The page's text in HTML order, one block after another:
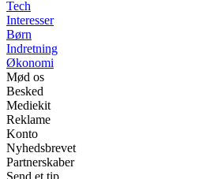
Tech
Interesser
Børn
Indretning
Økonomi
Mød os
Besked
Mediekit
Reklame
Konto
Nyhedsbrevet
Partnerskaber
Send et tip